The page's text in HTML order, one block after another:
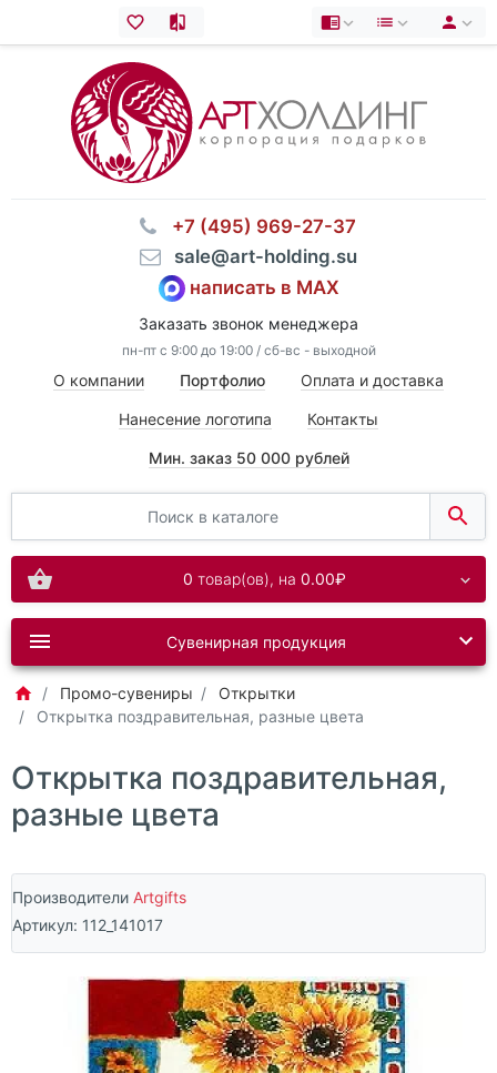
⠀+7 (495) 969-27-37
⠀sale@art-holding.su
написать в MAX
Заказать звонок менеджера
пн-пт с 9:00 до 19:00 / сб-вс - выходной
О компании Портфолио Оплата и доставка
Нанесение логотипа Контакты
Мин. заказ 50 000 рублей
0 товар(ов), на 0.00₽
Сувенирная продукция
Промо-сувениры
Открытки
Открытка поздравительная, разные цвета
Открытка поздравительная,
разные цвета
Производители Artgifts
Артикул: 112_141017